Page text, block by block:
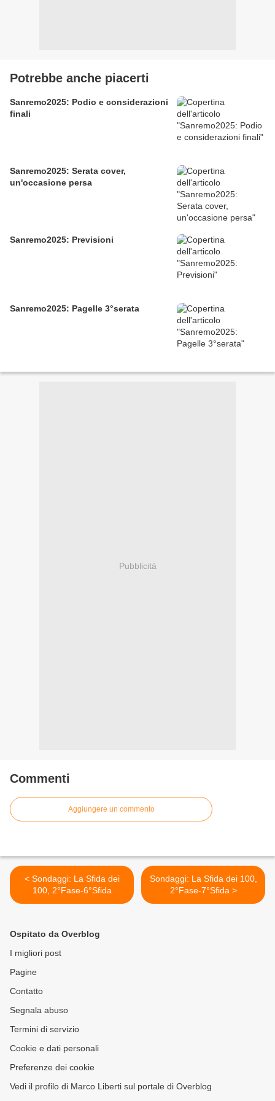
Potrebbe anche piacerti
Sanremo2025: Podio e considerazioni
finali
Sanremo2025: Serata cover,
un'occasione persa
Sanremo2025: Previsioni
Sanremo2025: Pagelle 3°serata
Pubblicità
Commenti
Aggiungere un commento
< Sondaggi: La Sfida dei
100, 2°Fase-6°Sfida
Sondaggi: La Sfida dei 100,
2°Fase-7°Sfida >
Ospitato da Overblog
I migliori post
Pagine
Contatto
Segnala abuso
Termini di servizio
Cookie e dati personali
Preferenze dei cookie
Vedi il profilo di Marco Liberti sul portale di Overblog